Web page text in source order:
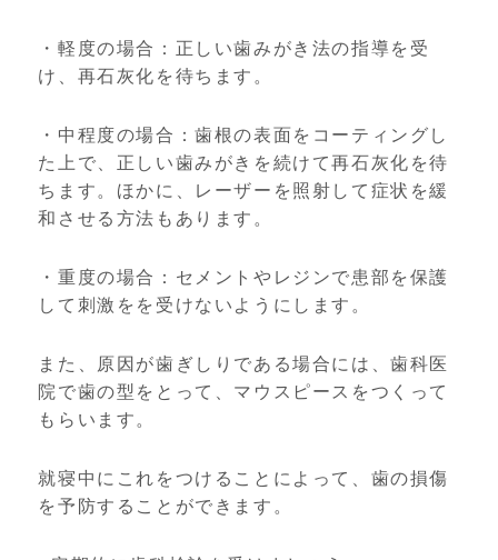
・軽度の場合：正しい歯みがき法の指導を受
け、再石灰化を待ちます。
・中程度の場合：歯根の表面をコーティングし
た上で、正しい歯みがきを続けて再石灰化を待
ちます。ほかに、レーザーを照射して症状を緩
和させる方法もあります。
・重度の場合：セメントやレジンで患部を保護
して刺激をを受けないようにします。
また、原因が歯ぎしりである場合には、歯科医
院で歯の型をとって、マウスピースをつくって
もらいます。
就寝中にこれをつけることによって、歯の損傷
を予防することができます。